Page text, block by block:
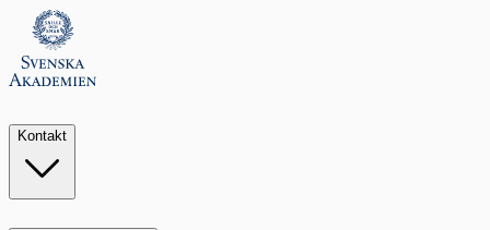
Kontakt